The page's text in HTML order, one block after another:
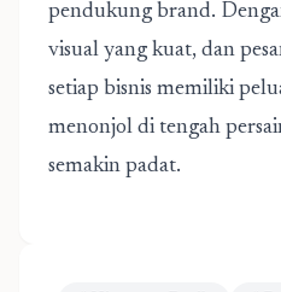
pendukung brand.
visual yang kuat, dan
setiap bisnis memiliki
menonjol di tengah
semakin padat.